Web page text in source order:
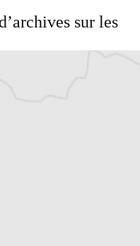
sur les